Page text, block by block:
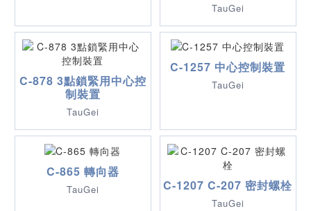
TauGei
C-878 3點鎖緊用中心控
制裝置
TauGei
C-1257 中心控制裝置
TauGei
C-865 轉向器
TauGei C-1207 C-207 密封螺栓
TauGei